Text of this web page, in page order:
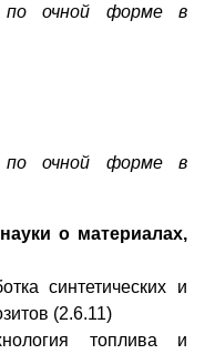
по очной форме в
по очной форме в
о материалах,
синтетических и
(2.6.11)
топлива и